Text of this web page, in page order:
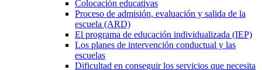
Colocación educativas
Proceso de admisión, evaluación y salida de la
escuela (ARD)
El programa de educación individualizada (IEP)
Los planes de intervención conductual y las
escuelas
Dificultad en conseguir los servicios que necesita